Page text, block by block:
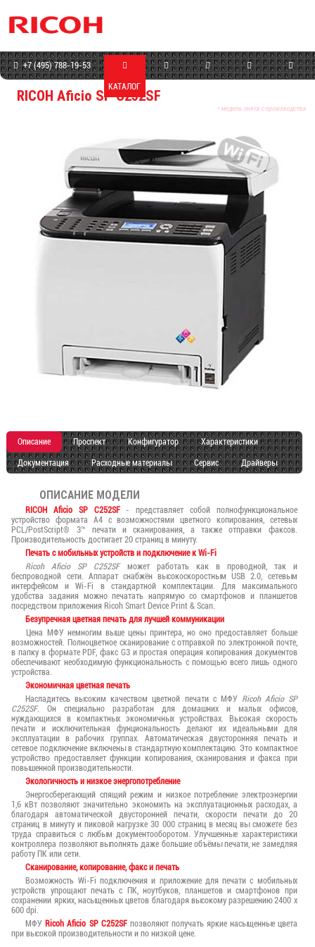
+7 (495) 788-19-53
КАТАЛОГ
RICOH Aficio SP C252SF
* модель снята с производства
Описание Проспект Конфигуратор Характеристики
Документация Расходные материалы Сервис Драйверы
ОПИСАНИЕ МОДЕЛИ
RICOH Aficio SP C252SF- представляет собой полнофункциональное
устройство формата А4 с возможностями цветного копирования, сетевых
PCL/PostScript® 3™ печати и сканирования, а также отправки факсов.
Производительность достигает 20 страниц в минуту.
Печать с мобильных устройств и подключение к Wi-Fi
Ricoh Aficio SP C252SFможет работать как в проводной, так и
беспроводной сети. Аппарат снабжён высокоскоростным USB 2.0, сетевым
интерфейсом и Wi-Fi в стандартной комплектации. Для максимального
удобства задания можно печатать напрямую со смартфонов и планшетов
посредством приложения Ricoh Smart Device Print & Scan.
Безупречная цветная печать для лучшей коммуникации
Цена МФУ немногим выше цены принтера, но оно предоставляет больше
возможностей. Полноцветное сканирование с отправкой по электронной почте,
в папку в формате PDF, факс G3 и простая операция копирования документов
обеспечивают необходимую функциональность с помощью всего лишь одного
устройства.
Экономичная цветная печать
Насладитесь высоким качеством цветной печати с МФУ Ricoh Aficio SP
C252SF. Он специально разработан для домашних и малых офисов,
нуждающихся в компактных экономичных устройствах. Высокая скорость
печати и исключительная фунциональность делают их идеальными для
эксплуатации в рабочих группах. Автоматическая двусторонняя печать и
сетевое подключение включены в стандартную комплектацию. Это компактное
устройство предоставляет функции копирования, сканирования и факса при
повышенной производительности.
Экологичность и низкое энергопотребление
Энергосберегающий спящий режим и низкое потребление электроэнергии
1,6 кВт позволяют значительно экономить на эксплуатационных расходах, а
благодаря автоматической двусторонней печати, скорости печати до 20
страниц в минуту и пиковой нагрузке 30 000 страниц в месяц вы сможете без
труда справиться с любым документооборотом. Улучшенные характеристики
контроллера позволяют выполнять даже большие объёмы печати, не замедляя
работу ПК или сети.
Сканирование, копирование, факс и печать
Возможность Wi-Fi подключения и приложение для печати с мобильных
устройств упрощают печать с ПК, ноутбуков, планшетов и смартфонов при
сохранении ярких, насыщенных цветов благодаря высокому разрешению 2400 x
600 dpi.
МФУ Ricoh Aficio SP C252SFпозволяют получать яркие насыщенные цвета
при высокой производительности и по низкой цене.